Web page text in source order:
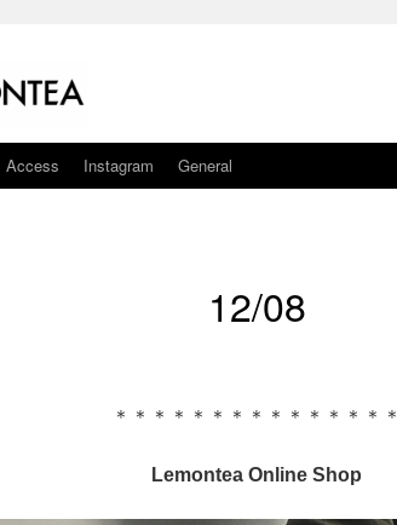
Access Instagram General
12/08
＊＊＊＊＊＊＊＊＊＊＊＊＊＊＊
Lemontea Online Shop